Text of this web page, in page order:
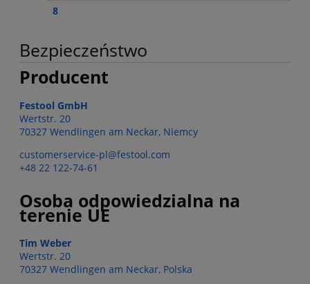
8
Bezpieczeństwo
Producent
Festool GmbH
Wertstr. 20
70327 Wendlingen am Neckar, Niemcy
customerservice-pl@festool.com
+48 22 122-74-61
Osoba odpowiedzialna na
terenie UE
Tim Weber
Wertstr. 20
70327 Wendlingen am Neckar, Polska